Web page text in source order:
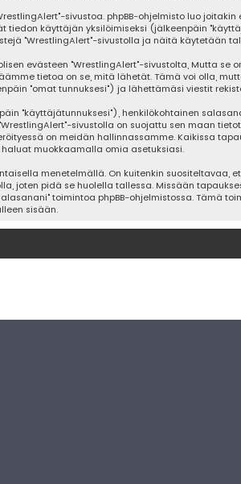
sivustoa. phpBB-ohjelmisto luo
tiedon käyttäjän yksilöimiseksi (jälkeenpäin
"WrestlingAlert"-sivustolla ja näitä käytetään
evästeen "WrestlingAlert"-sivustolta, Mutta
tietoa on se, mitä lähetät. Tämä voi olla,
"omat tunnuksesi") ja lähettämäsi viestit
"käyttäjätunnuksesi"), henkilökohtainen
sivustolla on suojattu sen maan
on meidän hallinnassamme. Kaikissa
muokkaamalla omia asetuksiasi.
menetelmällä. On kuitenkin
joten pidä se huolella tallessa. Missään
toimintoa phpBB-ohjelmistossa. Tämä
sisään.